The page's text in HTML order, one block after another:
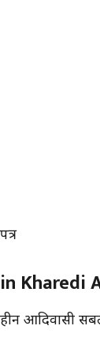
Kharedi
आदिवासी